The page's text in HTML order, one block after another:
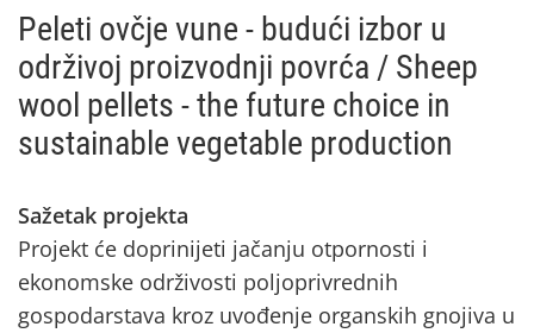
Peleti ovčje vune - budući izbor u
održivoj proizvodnji povrća / Sheep
wool pellets - the future choice in
sustainable vegetable production
Sažetak projekta
Projekt će doprinijeti jačanju otpornosti i
ekonomske održivosti poljoprivrednih
gospodarstava kroz uvođenje organskih gnojiva u